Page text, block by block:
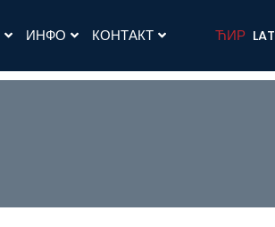
ИНФО КОНТАКТ ЋИР LAT